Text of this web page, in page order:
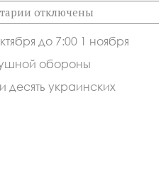
к
записи
За ночь
над Ростовской
областью
сбили
десять
беспилотников
отключены
до 7:00 1 ноября
обороны
десять украинских